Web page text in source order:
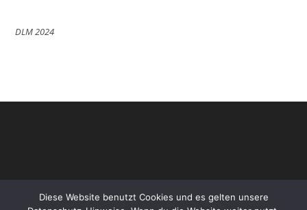
DLM 2024
Diese Website benutzt Cookies und es gelten unsere